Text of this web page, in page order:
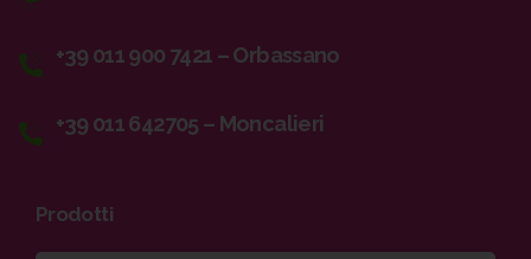
+39 011 900 7421 – Orbassano
+39 011 642705 – Moncalieri
Prodotti